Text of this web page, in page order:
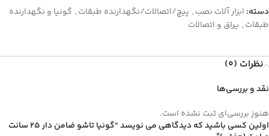
دسته: ابزار آلات نصب, پیچ/اتصالات/نگهدارنده طبقات, گونیا و نگهدارنده
طبقات, یراق و اتصالات
نظرات (0)
نقد و بررسی‌ها
هنوز بررسی‌ای ثبت نشده است.
اولین کسی باشید که دیدگاهی می نویسد “گونیا تاشو ضامن دار 25 سانت